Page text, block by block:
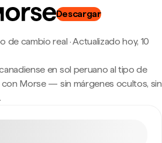
Descargar
de cambio real ·Actualizado hoy, 10
en sol peruano al tipo de
con Morse — sin márgenes ocultos, sin